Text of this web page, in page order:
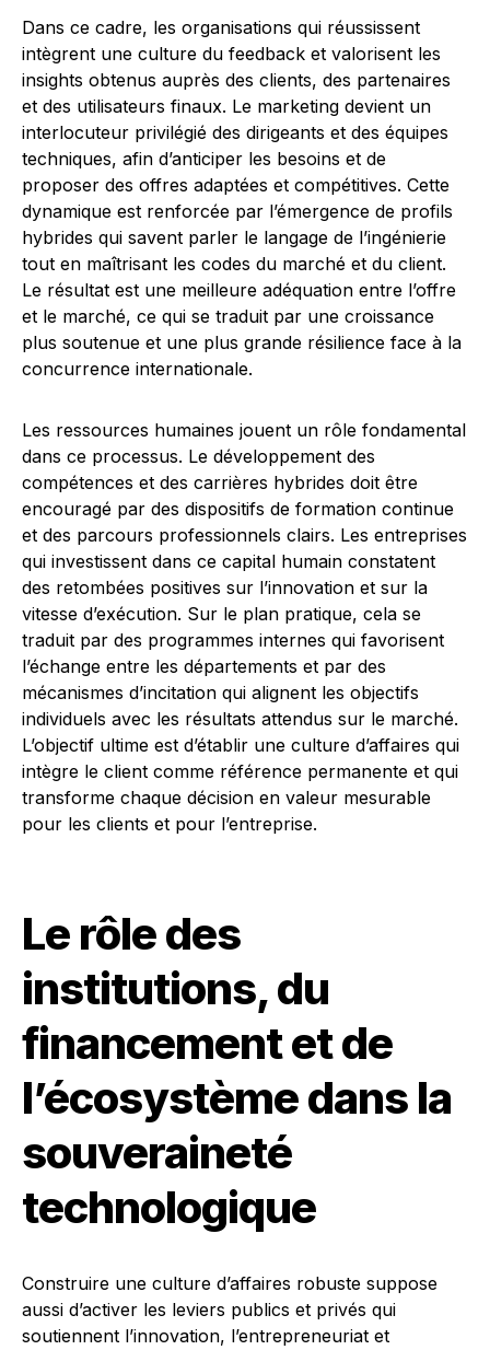
Dans ce cadre, les organisations qui réussissent
intègrent une culture du feedback et valorisent les
insights obtenus auprès des clients, des partenaires
et des utilisateurs finaux. Le marketing devient un
interlocuteur privilégié des dirigeants et des équipes
techniques, afin d’anticiper les besoins et de
proposer des offres adaptées et compétitives. Cette
dynamique est renforcée par l’émergence de profils
hybrides qui savent parler le langage de l’ingénierie
tout en maîtrisant les codes du marché et du client.
Le résultat est une meilleure adéquation entre l’offre
et le marché, ce qui se traduit par une croissance
plus soutenue et une plus grande résilience face à la
concurrence internationale.
Les ressources humaines jouent un rôle fondamental
dans ce processus. Le développement des
compétences et des carrières hybrides doit être
encouragé par des dispositifs de formation continue
et des parcours professionnels clairs. Les entreprises
qui investissent dans ce capital humain constatent
des retombées positives sur l’innovation et sur la
vitesse d’exécution. Sur le plan pratique, cela se
traduit par des programmes internes qui favorisent
l’échange entre les départements et par des
mécanismes d’incitation qui alignent les objectifs
individuels avec les résultats attendus sur le marché.
L’objectif ultime est d’établir une culture d’affaires qui
intègre le client comme référence permanente et qui
transforme chaque décision en valeur mesurable
pour les clients et pour l’entreprise.
Le rôle des
institutions, du
financement et de
l’écosystème dans la
souveraineté
technologique
Construire une culture d’affaires robuste suppose
aussi d’activer les leviers publics et privés qui
soutiennent l’innovation, l’entrepreneuriat et